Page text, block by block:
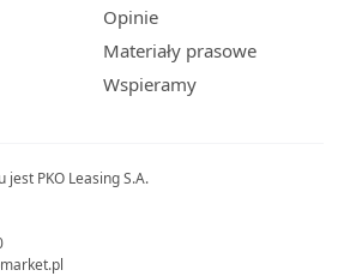
jest PKO Leasing S.A.
Opinie
Materiały prasowe
Wspieramy